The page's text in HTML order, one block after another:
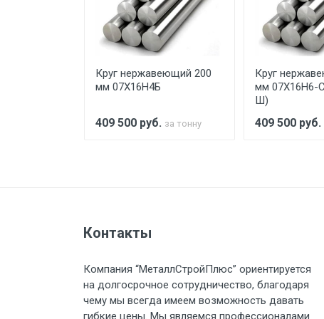
При доставке товара, Клиент
предоставляется не более 2-х
Стоимость доставки по РФ
Груз до 6 м, вес до 2 тн
Груз до 6 м, вес до 3 тн
Груз до 6 м, вес до 5 тн
Круг нержавеющий 200
мм 07Х16Н4Б
409 500 руб. за тонну
Круг
мм 07Х16Н6-
Ш)
409 500 руб.
Контакты
Компания “МеталлСтройПлюс” ориентируется
на долгосрочное сотрудничество, благодаря
чему мы всегда имеем возможность давать
гибкие цены. Мы являемся профессионалами